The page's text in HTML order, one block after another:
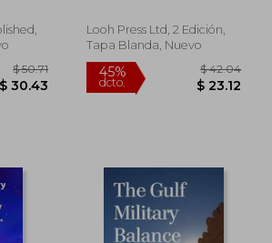
Looh Press Ltd, 2 Edición,
Tapa Blanda, Nuevo